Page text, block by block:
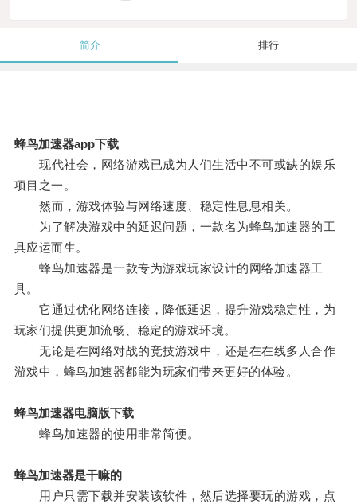
简介 排行
蜂鸟加速器app下载
现代社会，网络游戏已成为人们生活中不可或缺的娱乐
项目之一。
然而，游戏体验与网络速度、稳定性息息相关。
为了解决游戏中的延迟问题，一款名为蜂鸟加速器的工
具应运而生。
蜂鸟加速器是一款专为游戏玩家设计的网络加速器工
具。
它通过优化网络连接，降低延迟，提升游戏稳定性，为
玩家们提供更加流畅、稳定的游戏环境。
无论是在网络对战的竞技游戏中，还是在在线多人合作
游戏中，蜂鸟加速器都能为玩家们带来更好的体验。
蜂鸟加速器电脑版下载
蜂鸟加速器的使用非常简便。
蜂鸟加速器是干嘛的
用户只需下载并安装该软件，然后选择要玩的游戏，点